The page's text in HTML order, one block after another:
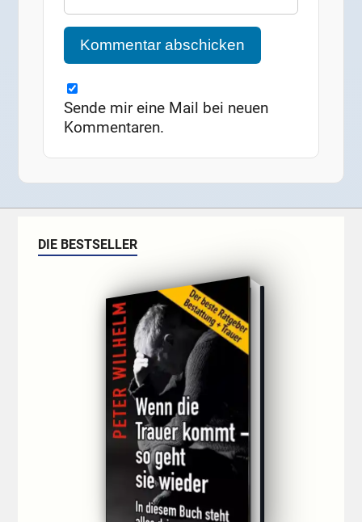
Sende mir eine Mail bei neuen
Kommentaren.
DIE BESTSELLER